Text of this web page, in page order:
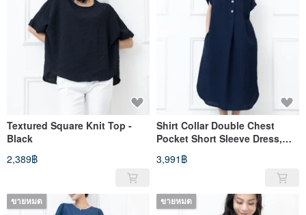
Textured Square Knit Top -
Black
2,389฿
Shirt Collar Double Chest
Pocket Short Sleeve Dress,
3,991฿
ขายหมด ขายหมด